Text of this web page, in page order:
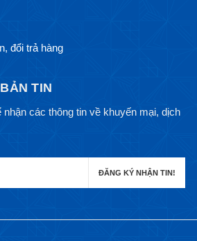
đổi trả hàng
TIN
nhận các thông tin về khuyến mại, dịch